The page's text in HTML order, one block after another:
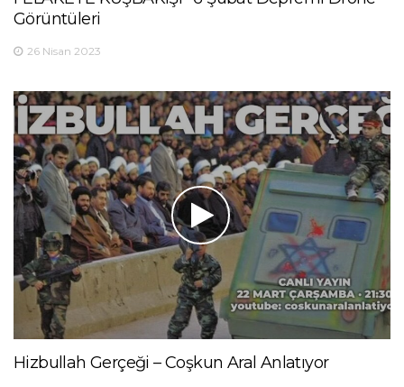
Görüntüleri
26 Nisan 2023
Hizbullah Gerçeği – Coşkun Aral Anlatıyor